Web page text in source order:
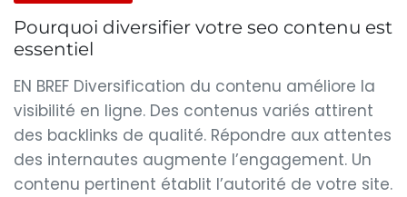
Pourquoi diversifier votre seo contenu est
essentiel
EN BREF Diversification du contenu améliore la
visibilité en ligne. Des contenus variés attirent
des backlinks de qualité. Répondre aux attentes
des internautes augmente l’engagement. Un
contenu pertinent établit l’autorité de votre site.